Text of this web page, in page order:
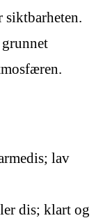
siktbarheten.
lav
dis; klart og